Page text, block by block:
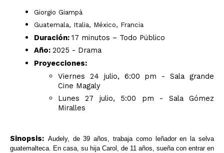
Giorgio Giampà
Guatemala, Italia, México, Francia
Duración: 17 minutos – Todo Público
Año: 2025 - Drama
Proyecciones:
Viernes 24 julio, 6:00 pm - Sala grande
Cine Magaly
Lunes 27 julio, 5:00 pm - Sala Gómez
Miralles
Sinopsis: Audely, de 39 años, trabaja como leñador en la selva
guatemalteca. En casa, su hija Carol, de 11 años, sueña con entrar en